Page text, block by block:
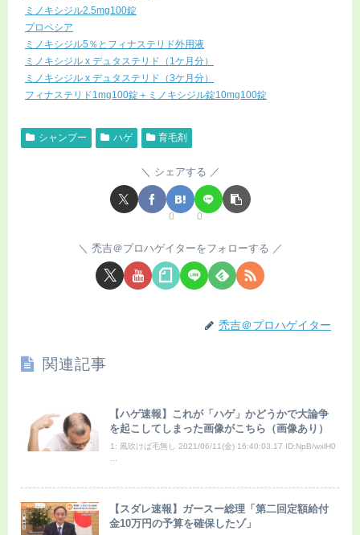
ミノキシジル2.5mg100錠
プロペシア
ミノキシジル5％とフィナステリド外用液
ミノキシジル x デュタステリド（1ケ月分）
ミノキシジル x デュタステリド（3ケ月分）
フィナステリド1mg100錠＋ミノキシジル錠10mg100錠
シャンプー ハゲ 育毛剤
シェアする
0 0
禿吉＠プロハゲイターをフォローする
禿吉＠プロハゲイター
関連記事
【ハゲ速報】これが「ハゲ」かどうかで大論争
を起こしてしまった画像がこちら（画像あり）
1: 風吹けば毛無し 2021/06/11(金) 16:40:03.17 ID:NpB/wxlH0
【スダレ速報】ガースー総理「第二回定額給付
金10万円の予算を確保したゾ」